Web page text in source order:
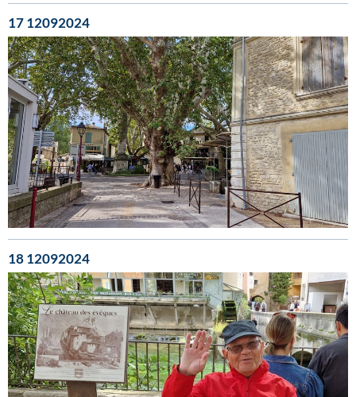
17 12092024
18 12092024